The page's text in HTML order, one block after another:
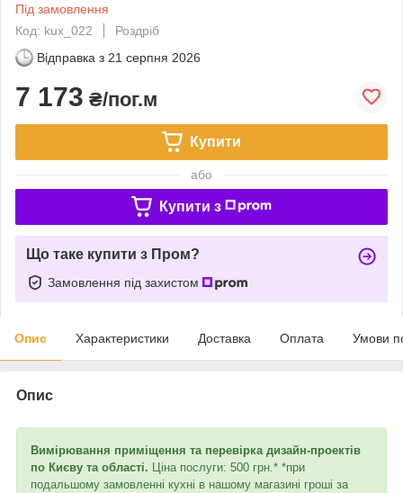
Під замовлення
Код: kux_022
Роздріб
Відправка з 21 серпня 2026
7 173 ₴/пог.м
Купити
або
Купити з
Що таке купити з Пром?
Замовлення під захистом
Опис Характеристики Доставка Оплата Умови
Опис
Вимірювання приміщення та перевірка дизайн-проектів
по Києву та області.
Ціна послуги: 500 грн.* *при
подальшому замовленні кухні в нашому магазині гроші за